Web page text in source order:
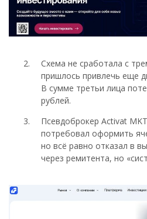
Схема не сработала с
пришлось привлечь еще
В сумме третьи лица
рублей.
Псевдоброкер Activat
потребовал оформить
но всё равно отказал в
через ремитента, но